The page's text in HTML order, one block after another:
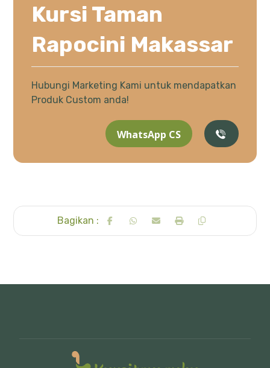
Kursi Taman
Rapocini Makassar
Hubungi Marketing Kami untuk mendapatkan
Produk Custom anda!
WhatsApp CS